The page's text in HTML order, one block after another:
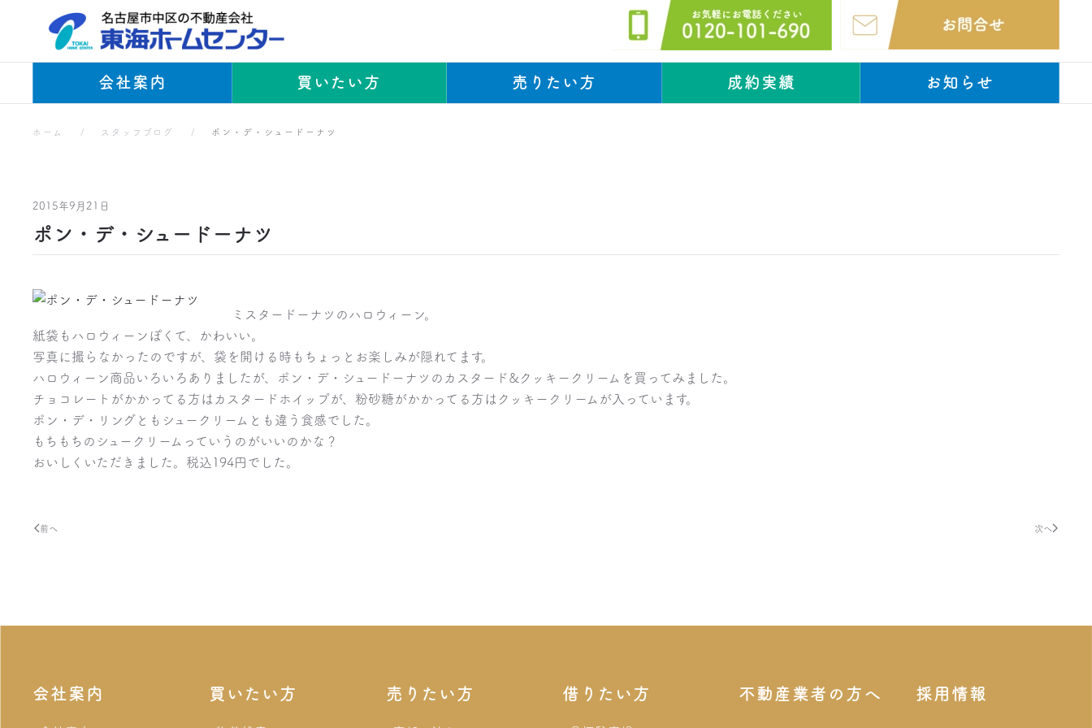
Skip to main content
会社案内 買いたい方 売りたい方 成約実績 お知らせ
スタッフブログ
ホーム スタッフブログ ポン・デ・シュードーナツ
2015年9月21日
ポン・デ・シュードーナツ
ミスタードーナツのハロウィーン。
紙袋もハロウィーンぽくて、かわいい。
写真に撮らなかったのですが、袋を開ける時もちょっとお楽しみが隠れてます。
ハロウィーン商品いろいろありましたが、ポン・デ・シュードーナツのカスタード&クッキークリームを買ってみました。
チョコレートがかかってる方はカスタードホイップが、粉砂糖がかかってる方はクッキークリームが入っています。
ポン・デ・リングともシュークリームとも違う食感でした。
もちもちのシュークリームっていうのがいいのかな？
おいしくいただきました。税込194円でした。
前へ 次へ
会社案内 買いたい方 売りたい方 借りたい方 不動産業者の方へ 採用情報